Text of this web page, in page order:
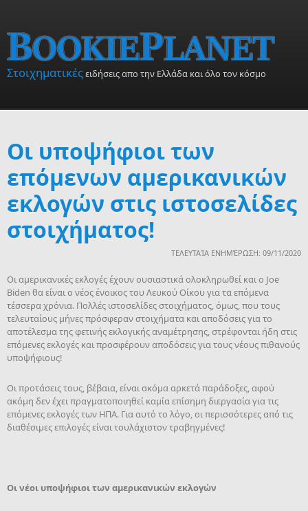
Στοιχηματικέςειδήσεις απο την Ελλάδα και όλο τον κόσμο
Οι υποψήφιοι των
επόμενων αμερικανικών
εκλογών στις ιστοσελίδες
στοιχήματος!
ΤΕΛΕΥΤΑΊΑ ΕΝΗΜΈΡΩΣΗ: 09/11/2020
Οι αμερικανικές εκλογές έχουν ουσιαστικά ολοκληρωθεί και ο Joe
Biden θα είναι ο νέος ένοικος του Λευκού Οίκου για τα επόμενα
τέσσερα χρόνια. Πολλές ιστοσελίδες στοιχήματος, όμως, που τους
τελευταίους μήνες πρόσφεραν στοιχήματα και αποδόσεις για το
αποτέλεσμα της φετινής εκλογικής αναμέτρησης, στρέφονται ήδη στις
επόμενες εκλογές και προσφέρουν αποδόσεις για τους νέους πιθανούς
υποψήφιους!
Οι προτάσεις τους, βέβαια, είναι ακόμα αρκετά παράδοξες, αφού
ακόμη δεν έχει πραγματοποιηθεί καμία επίσημη διεργασία για τις
επόμενες εκλογές των ΗΠΑ. Για αυτό το λόγο, οι περισσότερες από τις
διαθέσιμες επιλογές είναι τουλάχιστον τραβηγμένες!
Οι νέοι υποψήφιοι των αμερικανικών εκλογών